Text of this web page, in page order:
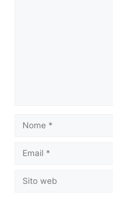
Nome
Email
Sito
web